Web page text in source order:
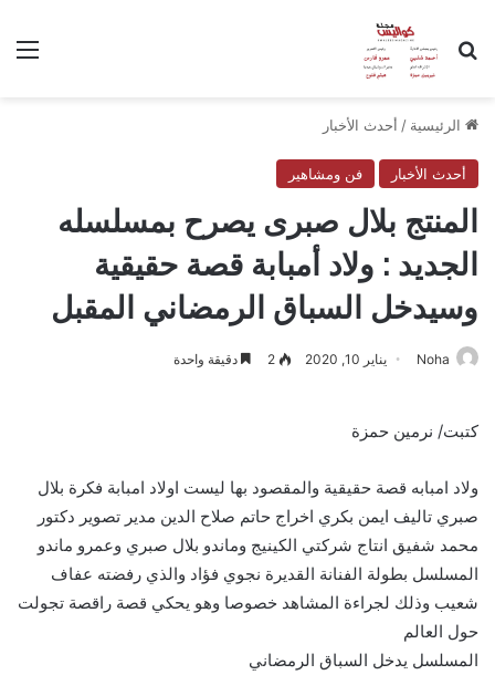
بحث عن
الرئيسية / أحدث الأخبار
أحدث الأخبار فن ومشاهير
المنتج بلال صبرى يصرح بمسلسله
الجديد : ولاد أمبابة قصة حقيقية
وسيدخل السباق الرمضاني المقبل
Noha يناير 10, 2020 2 دقيقة واحدة
كتبت/ نرمين حمزة
ولاد امبابه قصة حقيقية والمقصود بها ليست اولاد امبابة فكرة بلال
صبري تاليف ايمن بكري اخراج حاتم صلاح الدين مدير تصوير دكتور
محمد شفيق انتاج شركتي الكينيج وماندو بلال صبري وعمرو ماندو
المسلسل بطولة الفنانة القديرة نجوي فؤاد والذي رفضته عفاف
شعيب وذلك لجراءة المشاهد خصوصا وهو يحكي قصة راقصة تجولت
حول العالم
المسلسل يدخل السباق الرمضاني